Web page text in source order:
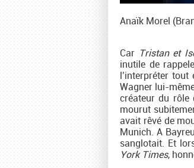
Anaïk Morel
Car Tristan et
inutile de
l’interpréter
Wagner lui-
créateur du rôle
mourut
avait rêvé de
Munich. A
sanglotait. Et
York Times,